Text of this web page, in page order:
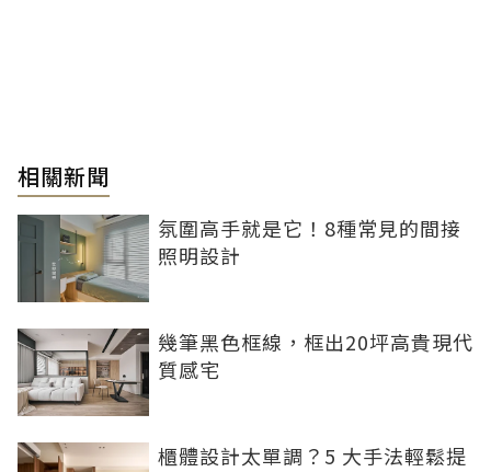
相關新聞
氛圍高手就是它！8種常見的間接
照明設計
幾筆黑色框線，框出20坪高貴現代
質感宅
櫃體設計太單調？5 大手法輕鬆提